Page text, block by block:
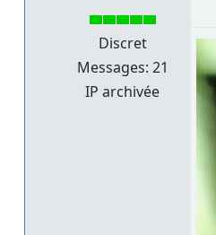
Discret
Messages: 21
IP archivée